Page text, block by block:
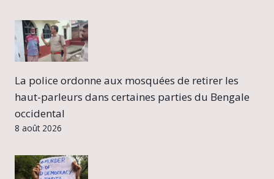
La police ordonne aux mosquées de retirer les
haut-parleurs dans certaines parties du Bengale
occidental
8 août 2026